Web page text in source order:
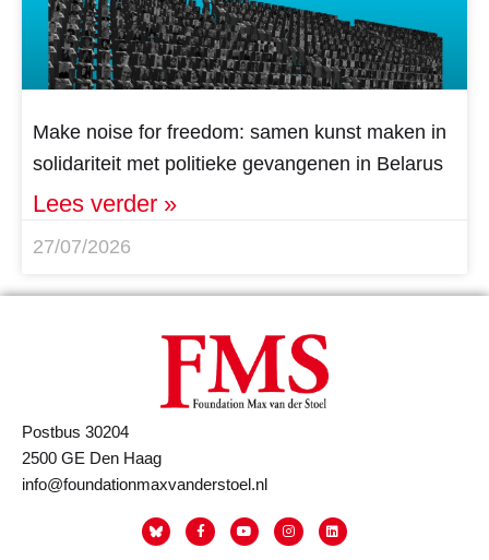
Make noise for freedom: samen kunst maken in
solidariteit met politieke gevangenen in Belarus
Lees verder »
27/07/2026
Postbus 30204
2500 GE Den Haag
info@foundationmaxvanderstoel.nl